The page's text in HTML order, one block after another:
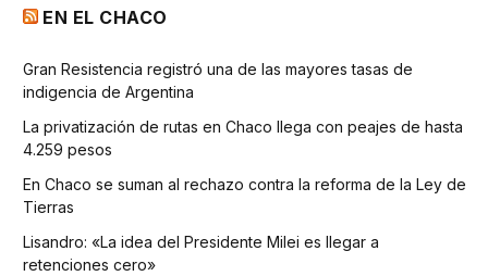
EN EL CHACO
Gran Resistencia registró una de las mayores tasas de
indigencia de Argentina
La privatización de rutas en Chaco llega con peajes de hasta
4.259 pesos
En Chaco se suman al rechazo contra la reforma de la Ley de
Tierras
Lisandro: «La idea del Presidente Milei es llegar a
retenciones cero»